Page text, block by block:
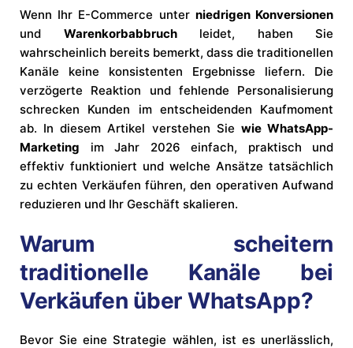
Wenn Ihr E-Commerce unter niedrigen Konversionen
und Warenkorbabbruchleidet, haben Sie
wahrscheinlich bereits bemerkt, dass die traditionellen
Kanäle keine konsistenten Ergebnisse liefern. Die
verzögerte Reaktion und fehlende Personalisierung
schrecken Kunden im entscheidenden Kaufmoment
ab. In diesem Artikel verstehen Sie wie WhatsApp-
Marketing im Jahr 2026 einfach, praktisch und
effektiv funktioniert und welche Ansätze tatsächlich
zu echten Verkäufen führen, den operativen Aufwand
reduzieren und Ihr Geschäft skalieren.
Warum scheitern
traditionelle Kanäle bei
Verkäufen über WhatsApp?
Bevor Sie eine Strategie wählen, ist es unerlässlich,